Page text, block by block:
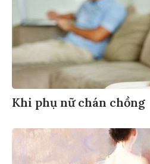
Khi phụ nữ chán chồng